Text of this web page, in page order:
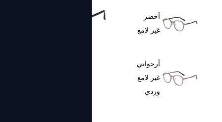
أخضر
غير لامع
أرجواني
غير لامع
وردي